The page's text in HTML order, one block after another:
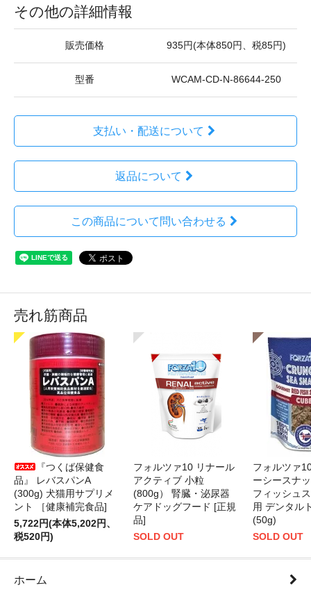
その他の詳細情報
販売価格 935円(本体850円、税85円)
型番 WCAM-CD-N-86644-250
支払い・配送について
返品について
この商品について問い合わせる
売れ筋商品
『つくば保健食
品』 レバスパンA
(300g) 犬猫用サプリメ
ント ［健康補完食品]
5,722円(本体5,202円、
税520円)
フォルツァ10 リナール
アクティブ 小粒
(800g） 腎臓・泌尿器
ケアドッグフード [正規
品]
SOLD OUT
フォルツァ
ーシースナ
フィッシュ
用 デンタル
(50g)
SOLD OUT
ホーム